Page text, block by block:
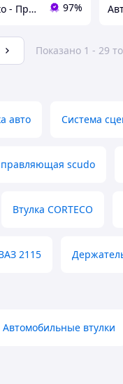
BusAuto - Продажа оригинальных запчастей к микроавтобусам и иномаркам 97%
Показано 1 - 29
авто Система
scudo
Втулка CORTECO
2115
Автомобильные втулки